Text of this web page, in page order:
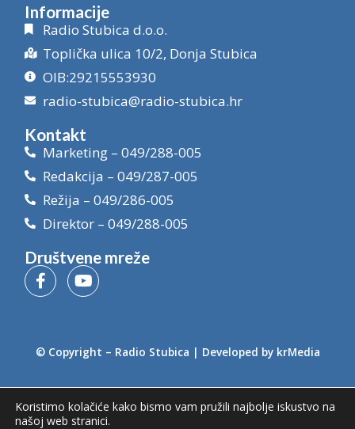
Informacije
Radio Stubica d.o.o.
Toplička ulica 10/2, Donja Stubica
OIB:29215553930
radio-stubica@radio-stubica.hr
Kontakt
Marketing – 049/288-005
Redakcija – 049/287-005
Režija – 049/286-005
Direktor – 049/288-005
Društvene mreže
© Copyright – Radio Stubica | Developed by krMedia
Koristimo kolačiće kako bismo vam pružili najbolje iskustvo na
našoj web stranici.